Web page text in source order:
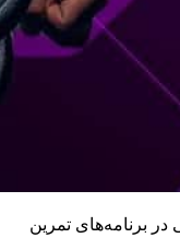
برنامه‌های تمرین